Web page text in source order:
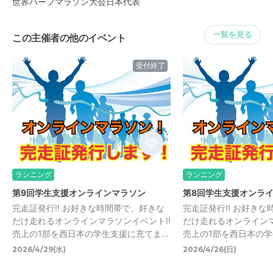
この主催者の他のイベント 一覧を見る
受付終了
ランニング
第9回学生支援オンラインマラソン
完走証発行!! お好きな時間帯で、好きな
だけ走れるオンラインマラソンイベント!!
売上の1部を西日本の学生支援に充てま…
2026/4/29(水)
ランニング
第8回学生支援オンラ
完走証発行!! お好きな
だけ走れるオンライン
売上の1部を西日本の
2026/4/26(日)